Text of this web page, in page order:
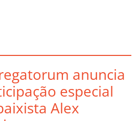
anuncia
especial
Alex